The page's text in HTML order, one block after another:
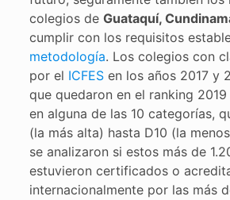
colegios de Guataquí,
cumplir con los requisitos
metodología. Los colegios con
por el ICFESen los años 2017 y
que quedaron en el ranking
en alguna de las 10 categorías,
(la más alta) hasta D10 (la
se analizaron si estos más de
estuvieron certificados o
internacionalmente por las más